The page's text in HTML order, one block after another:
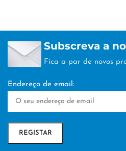
Subscreva a
Fica a par de novos
Endereço de email: